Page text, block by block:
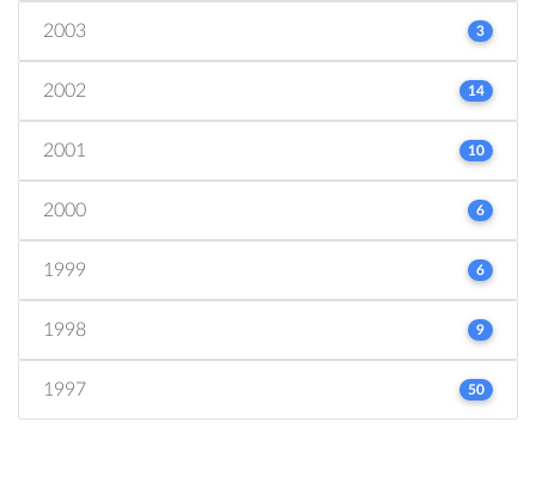
2003 3
2002 14
2001 10
2000 6
1999 6
1998 9
1997 50